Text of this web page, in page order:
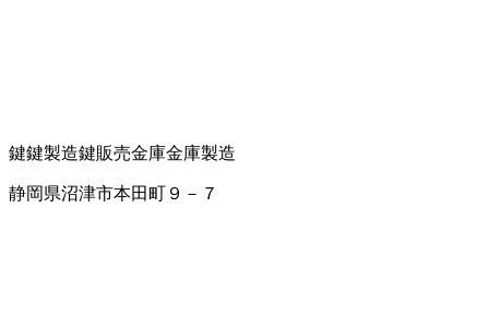
鍵鍵製造鍵販売金庫金庫製造
静岡県沼津市本田町９－７